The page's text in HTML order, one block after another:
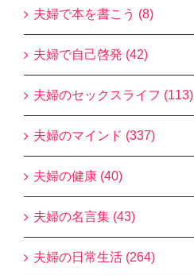
夫婦で本を書こう (8)
夫婦で自己啓発 (42)
夫婦のセックスライフ (113)
夫婦のマインド (337)
夫婦の健康 (40)
夫婦の名言集 (43)
夫婦の日常生活 (264)